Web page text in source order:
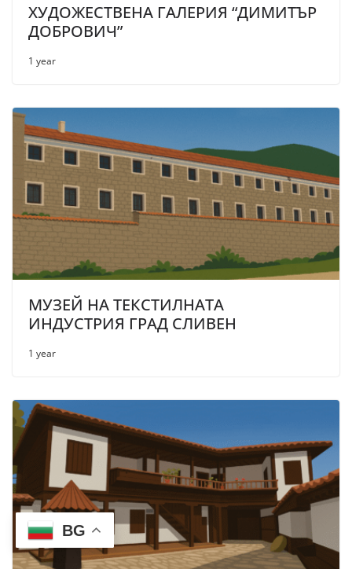
ХУДОЖЕСТВЕНА ГАЛЕРИЯ “ДИМИТЪР
ДОБРОВИЧ”
1 year
МУЗЕЙ НА ТЕКСТИЛНАТА
ИНДУСТРИЯ ГРАД СЛИВЕН
1 year
BG